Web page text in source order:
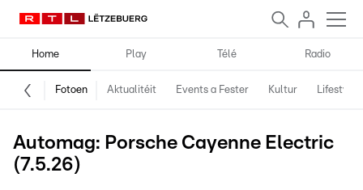
Home Play Télé Radio
Fotoen Aktualitéit Events a Fester Kultur Lifestyle
Automag: Porsche Cayenne Electric
(7.5.26)